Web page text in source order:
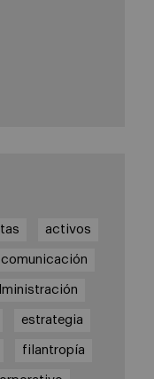
activos
comunicación
estrategia
filantropía